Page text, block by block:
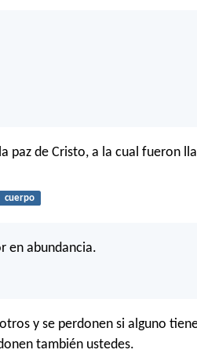
paz de Cristo, a la cual fueron
cuerpo
en abundancia.
y se perdonen si alguno
también ustedes.